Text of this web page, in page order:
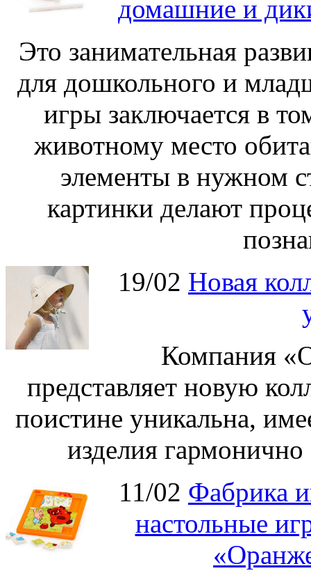
домашние и
Это занимательная
для дошкольного и
игры заключается в
животному место
элементы в нужном
картинки делают
19/02 Новая
Компания
представляет новую
поистине уникальна,
изделия
11/02 Фабрика
настольные